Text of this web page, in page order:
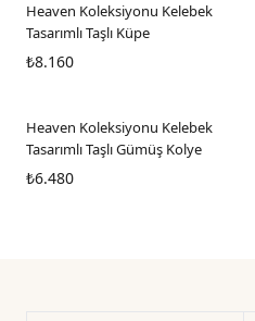
Heaven Koleksiyonu Kelebek
Tasarımlı Taşlı Küpe
₺8.160
Heaven Koleksiyonu Kelebek
Tasarımlı Taşlı Gümüş Kolye
₺6.480